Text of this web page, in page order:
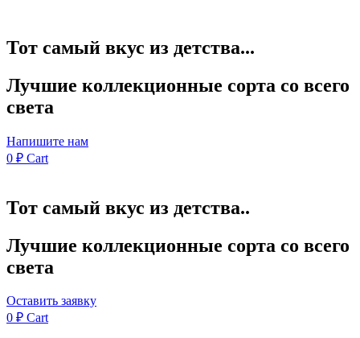
Тот самый вкус из детства...
Лучшие коллекционные сорта со всего
света
Напишите нам
0 ₽ Cart
Тот самый вкус из детства..
Лучшие коллекционные сорта со всего
света
Оставить заявку
0 ₽ Cart